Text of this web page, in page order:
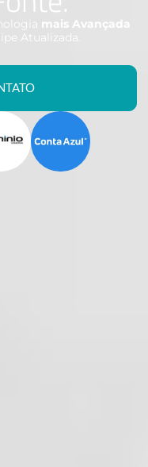
mais Avançada
Atualizada.